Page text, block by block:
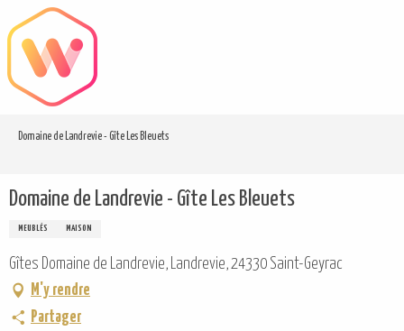
au
contenu
principal
Domaine de Landrevie - Gîte Les Bleuets
Domaine de Landrevie - Gîte Les Bleuets
MEUBLÉS MAISON
Gîtes Domaine de Landrevie, Landrevie, 24330 Saint-Geyrac
M'y rendre
Partager